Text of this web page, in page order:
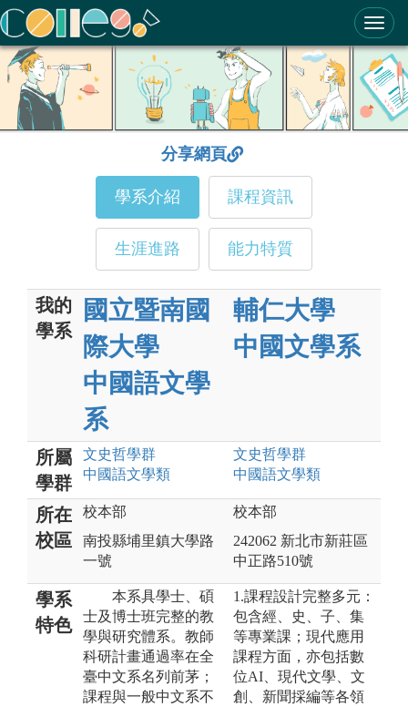
ColleGo! 大學選才與高中育才輔助系統
分享網頁
學系介紹 課程資訊
生涯進路 能力特質
我的
學系
國立暨南國
際大學
中國語文學
系
輔仁大學
中國文學系
所屬
學群
文史哲學群
中國語文學類
文史哲學群
中國語文學類
所在
校區
校本部
南投縣埔里鎮大學路
一號
校本部
242062 新北市新莊區
中正路510號
學系
特色
本系具學士、碩
士及博士班完整的教
學與研究體系。教師
科研計畫通過率在全
臺中文系名列前茅；
課程與一般中文系不
1.課程設計完整多元：
包含經、史、子、集
等專業課；現代應用
課程方面，亦包括數
位AI、現代文學、文
創、新聞採編等各領